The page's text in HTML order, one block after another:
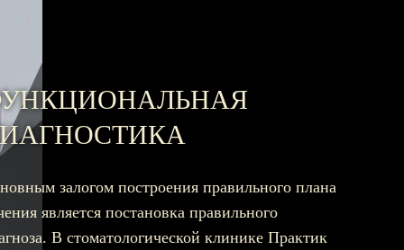
диагностика
коронки
All-on-4
залогом построения правильного плана
является постановка правильного
В стоматологической клинике Практик